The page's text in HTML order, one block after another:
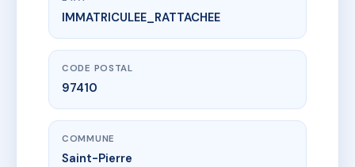
www.vme.plus/AC8802118
RESIDENCE CENTRAL FAC VII
3 r des roches97410 Saint-Pierre
IMMATRICULEE_RATTACHEE
CODE POSTAL
97410
COMMUNE
Saint-Pierre